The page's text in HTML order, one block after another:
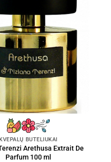
BUTELIUKAI
Arethusa Extrait De
Parfum 100 ml